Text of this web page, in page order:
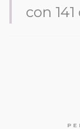
con